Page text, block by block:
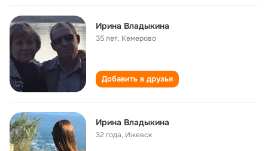
Ирина Владыкина
35 лет, Кемерово
Добавить в друзья
Ирина Владыкина
32 года, Ижевск